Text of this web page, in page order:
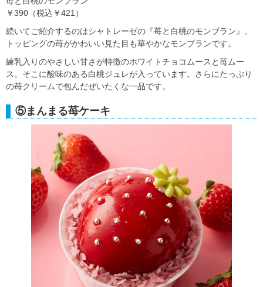
￥390（税込￥421）
続いてご紹介するのはシャトレーゼの『苺と白桃のモンブラン』。
トッピングの苺がかわいい見た目も華やかなモンブランです。
練乳入りのやさしい甘さが特徴のホワイトチョコムースと苺ムー
ス。そこに酸味のある白桃ジュレが入っています。さらにたっぷり
の苺クリームで包んだぜいたくな一品です。
⑤まんまる苺ケーキ